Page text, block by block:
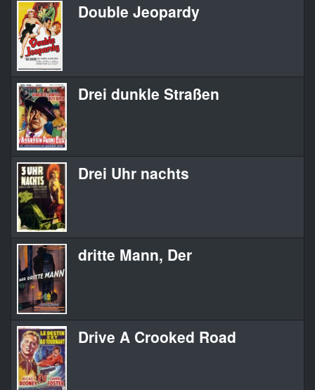
Double Jeopardy
Drei dunkle Straßen
Drei Uhr nachts
dritte Mann, Der
Drive A Crooked Road